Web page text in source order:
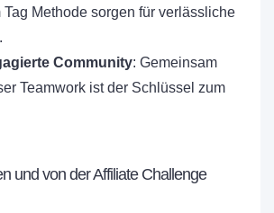
Tag Methode sorgen für verlässliche
Community: Gemeinsam
Teamwork ist der Schlüssel zum
und von der Affiliate Challenge